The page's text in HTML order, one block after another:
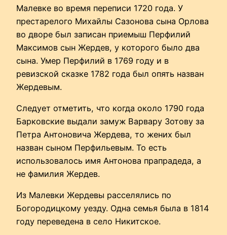
Малевке во время переписи 1720 года. У
престарелого Михайлы Сазонова сына Орлова
во дворе был записан приемыш Перфилий
Максимов сын Жердев, у которого было два
сына. Умер Перфилий в 1769 году и в
ревизской сказке 1782 года был опять назван
Жердевым.
Следует отметить, что когда около 1790 года
Барковские выдали замуж Варвару Зотову за
Петра Антоновича Жердева, то жених был
назван сыном Перфильевым. То есть
использовалось имя Антонова прапрадеда, а
не фамилия Жердев.
Из Малевки Жердевы расселялись по
Богородицкому уезду. Одна семья была в 1814
году переведена в село Никитское.